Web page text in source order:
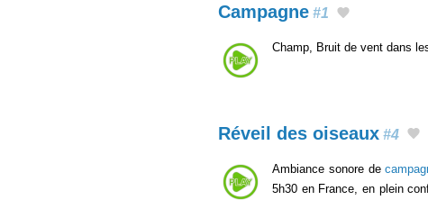
Campagne #1
Champ, Bruit de vent dans
Réveil des oiseaux #4
Ambiance sonore de
5h30 en France, en plein